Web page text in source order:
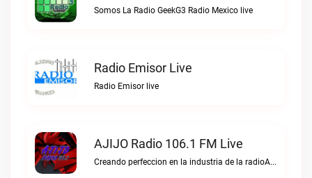
Somos La Radio GeekG3 Radio Mexico live
Radio Emisor Live
Radio Emisor live
AJIJO Radio 106.1 FM Live
Creando perfeccion en la industria de la radioAJIJO Radio 106.1 FM live